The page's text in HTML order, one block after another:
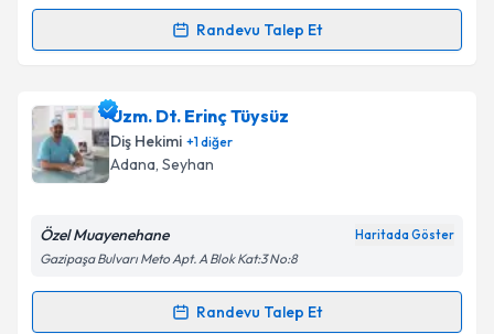
Metni'ni okudum ve kişisel verilerimin belirtilen
kapsamda işlenmesini kabul ediyorum.
Randevu Talep Et
Randevu Takvimi Talebi
Dt. Hediyenur Yağcıiçin randevu takvimi talebi
oluşturun. Size bu uzmandan randevu almanız için bir
takvim hazırlandığında e-posta ile bilgilendireceğiz.
Kişisel verilerimin işlenmesine ilişkin
Uzm. Dt. Erinç Tüysüz
Diş Hekimi +1diğer
Adana, Seyhan
Özel Muayenehane Haritada Göster
Gazipaşa Bulvarı Meto Apt. A Blok Kat:3 No:8
Randevu Talep Et
Randevu Takvimi Talebi